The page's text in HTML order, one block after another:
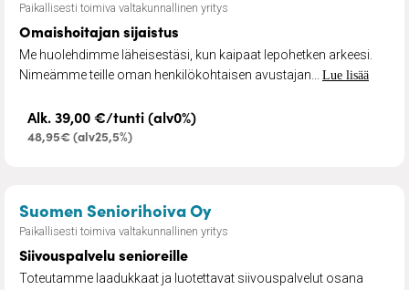
Paikallisesti toimiva valtakunnallinen yritys
Omaishoitajan sijaistus
Me huolehdimme läheisestäsi, kun kaipaat lepohetken arkeesi.
Nimeämme teille oman henkilökohtaisen avustajan... Lue lisää
Alk. 39,00 €/tunti (alv0%)
48,95€ (alv25,5%)
Suomen Seniorihoiva Oy– Siivouspalvelu
Paikallisesti toimiva valtakunnallinen yritys
Siivouspalvelu senioreille
Toteutamme laadukkaat ja luotettavat siivouspalvelut osana